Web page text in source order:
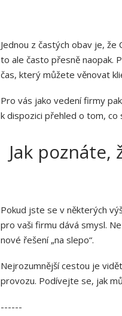
Jednou z častých obav je,
to ale často přesně naopak.
čas, který můžete věnovat
Pro vás jako vedení firmy
k dispozici přehled o tom, co
Jak poznáte,
Pokud jste se v některých
pro vaši firmu dává smysl.
nové řešení „na slepo“.
Nejrozumnější cestou je
provozu. Podívejte se, jak
------